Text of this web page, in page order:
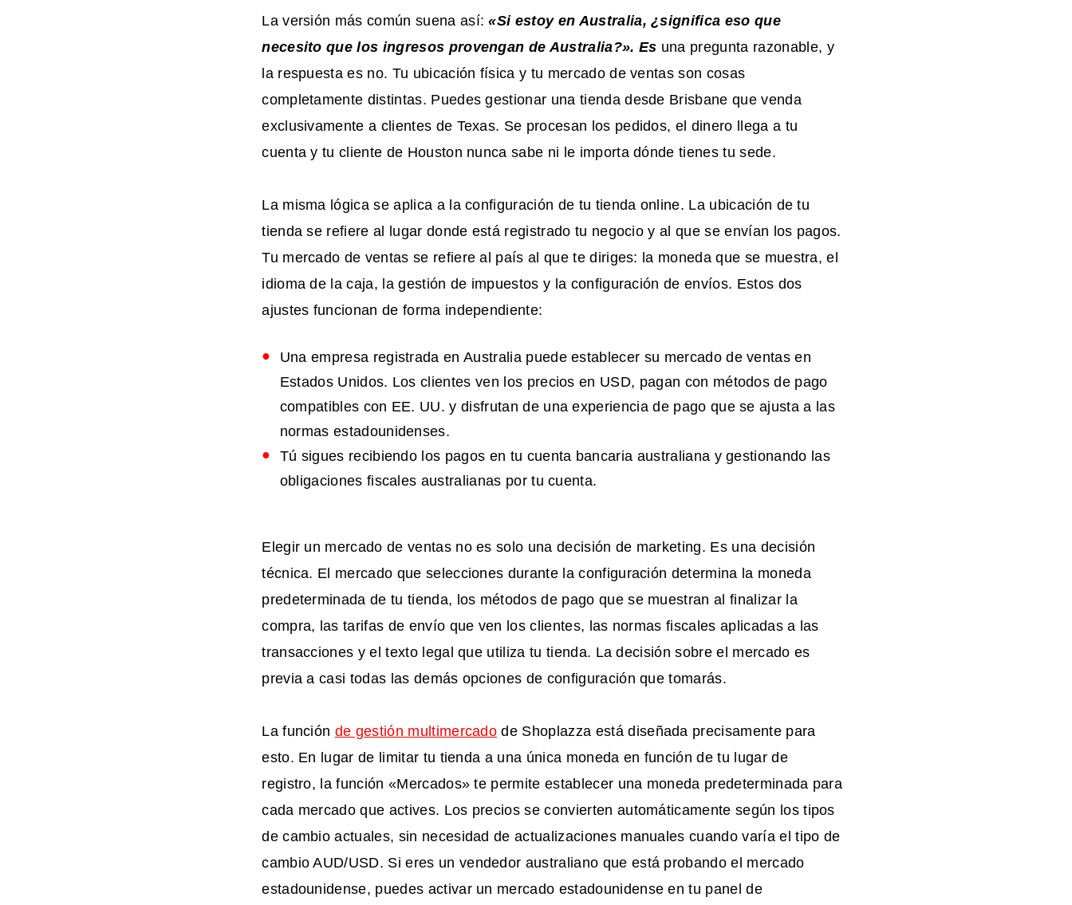
La versión más común suena así:«Si estoy en Australia, ¿significa eso que
necesito que los ingresos provengan de Australia?». Es una pregunta razonable, y
la respuesta es no. Tu ubicación física y tu mercado de ventas son cosas
completamente distintas. Puedes gestionar una tienda desde Brisbane que venda
exclusivamente a clientes de Texas. Se procesan los pedidos, el dinero llega a tu
cuenta y tu cliente de Houston nunca sabe ni le importa dónde tienes tu sede.
La misma lógica se aplica a la configuración de tu tienda online. La ubicación de tu
tienda se refiere al lugar donde está registrado tu negocio y al que se envían los pagos.
Tu mercado de ventas se refiere al país al que te diriges: la moneda que se muestra, el
idioma de la caja, la gestión de impuestos y la configuración de envíos. Estos dos
ajustes funcionan de forma independiente:
Una empresa registrada en Australia puede establecer su mercado de ventas en
Estados Unidos. Los clientes ven los precios en USD, pagan con métodos de pago
compatibles con EE. UU. y disfrutan de una experiencia de pago que se ajusta a las
normas estadounidenses.
Tú sigues recibiendo los pagos en tu cuenta bancaria australiana y gestionando las
obligaciones fiscales australianas por tu cuenta.
Elegir un mercado de ventas no es solo una decisión de marketing. Es una decisión
técnica. El mercado que selecciones durante la configuración determina la moneda
predeterminada de tu tienda, los métodos de pago que se muestran al finalizar la
compra, las tarifas de envío que ven los clientes, las normas fiscales aplicadas a las
transacciones y el texto legal que utiliza tu tienda. La decisión sobre el mercado es
previa a casi todas las demás opciones de configuración que tomarás.
La función de gestión multimercado de Shoplazza está diseñada precisamente para
esto. En lugar de limitar tu tienda a una única moneda en función de tu lugar de
registro, la función «Mercados» te permite establecer una moneda predeterminada para
cada mercado que actives. Los precios se convierten automáticamente según los tipos
de cambio actuales, sin necesidad de actualizaciones manuales cuando varía el tipo de
cambio AUD/USD. Si eres un vendedor australiano que está probando el mercado
estadounidense, puedes activar un mercado estadounidense en tu panel de